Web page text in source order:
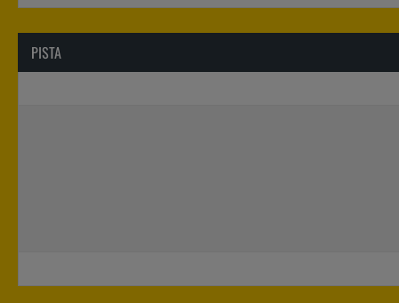
PISTA